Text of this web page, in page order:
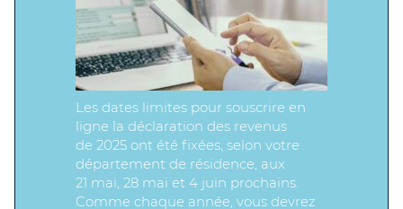
Les dates limites pour souscrire en
ligne la déclaration des revenus
de 2025 ont été fixées, selon votre
département de résidence, aux
21 mai, 28 mai et 4 juin prochains.
Comme chaque année, vous devrez